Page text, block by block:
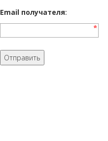
Email получателя: